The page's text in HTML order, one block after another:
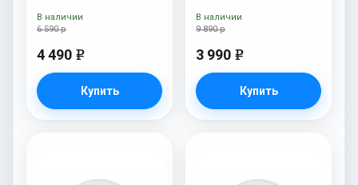
100% шерсть) Chocolat
6 590 р
4 490 e
Купить
В наличии
100% шерсть) Beige
9 890 р
3 990 e
Купить
В наличии